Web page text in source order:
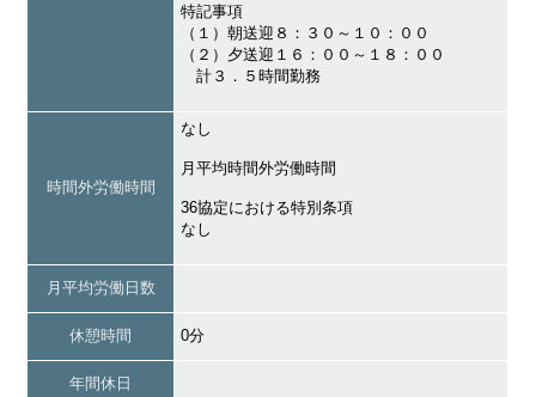
特記事項
（１）朝送迎８：３０～１０：００
（２）夕送迎１６：００～１８：００
計３．５時間勤務
時間外労働時間
なし
月平均時間外労働時間
36協定における特別条項
なし
月平均労働日数
休憩時間 0分
年間休日